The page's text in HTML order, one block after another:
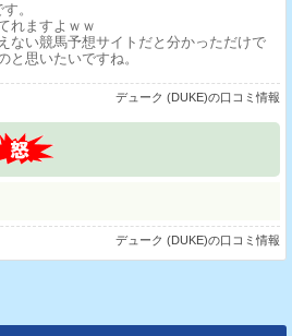
。
れますよｗｗ
い競馬予想サイトだと分かっただけで
と思いたいですね。
デューク (DUKE)の口コミ情報
デューク (DUKE)の口コミ情報